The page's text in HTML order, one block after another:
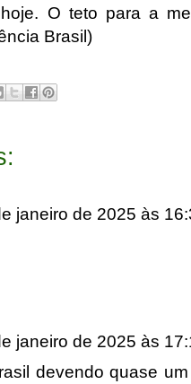
O teto para a
Brasil)
janeiro de 2025 às
janeiro de 2025 às
devendo quase